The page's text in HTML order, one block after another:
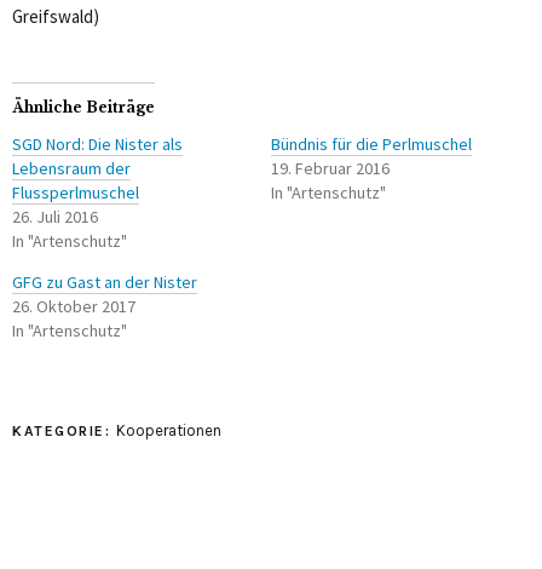
Greifswald)
Ähnliche Beiträge
SGD Nord: Die Nister als
Lebensraum der
Flussperlmuschel
26. Juli 2016
In "Artenschutz"
Bündnis für die Perlmuschel
19. Februar 2016
In "Artenschutz"
GFG zu Gast an der Nister
26. Oktober 2017
In "Artenschutz"
KATEGORIE: Kooperationen